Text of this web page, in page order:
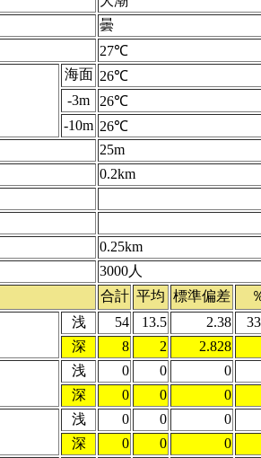
曇
27℃
海面 26℃
-3m
26℃
-10m 26℃
25m
0.2km
0.25km
3000人
合計 平均 標準偏差
浅 54 13.5 2.38
深
8 2 2.828
浅 0 0
0
深
0 0 0
浅 0 0
0
深
0 0 0